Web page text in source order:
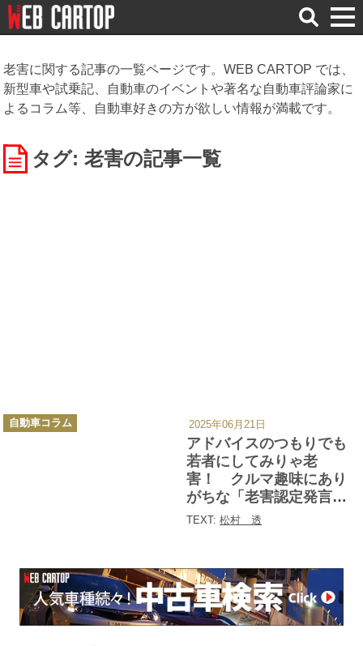
検
索
老害に関する記事の一覧ページです。WEB CARTOP では、
新型車や試乗記、自動車のイベントや著名な自動車評論家に
よるコラム等、自動車好きの方が欲しい情報が満載です。
タグ: 老害の記事一覧
アドバイスのつもりでも
若者にしてみりゃ老
害！ クルマ趣味にあり
がちな「老害認定発言」
５つ
TEXT: 松村 透
カ
テ
自動車コラム 2025年06月21日